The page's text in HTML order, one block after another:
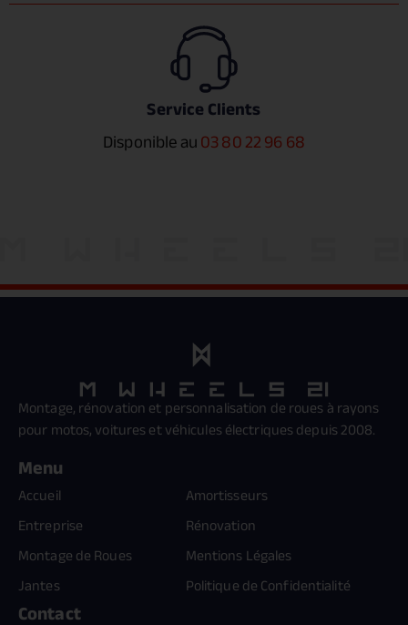
Service Clients
Disponible au03 80 22 96 68
Montage, rénovation et personnalisation de roues à rayons
pour motos, voitures et véhicules électriques depuis 2008.
Menu
Accueil
Entreprise
Montage de Roues
Jantes
Amortisseurs
Rénovation
Mentions Légales
Politique de Confidentialité
Contact